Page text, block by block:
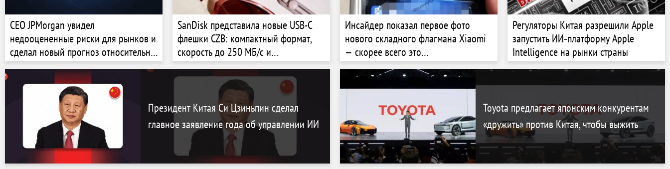
CEO JPMorgan увидел
недооцененные риски для рынков и
сделал новый прогноз относительно
эпохи ИИ
SanDisk представила новые USB-C
флешки CZB: компактный формат,
скорость до 250 МБ/с и
совместимость с современными
устройствами
Инсайдер показал первое фото
нового складного флагмана Xiaomi
— скорее всего это
широкоформатный Mix Fold 5
Регуляторы Китая разрешили Apple
запустить ИИ‑платформу Apple
Intelligence на рынки страны
Президент Китая Си Цзиньпин сделал
главное заявление года об управлении ИИ
Toyota предлагает японским конкурентам
«дружить» против Китая, чтобы выжить